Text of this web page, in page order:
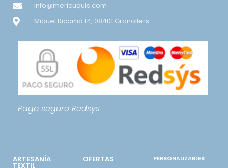
info@mericuquis.com
Miquel Ricomà 14, 08401 Granollers
Pago seguro Redsys
ARTESANÍA
TEXTIL
OFERTAS PERSONALIZABLES